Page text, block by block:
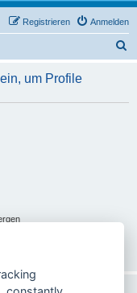
Anmelden
Registrieren
h
um Profile